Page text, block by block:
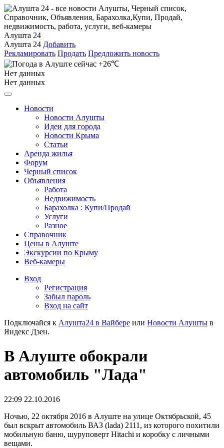
Алушта 24
Алушта 24 Добавить
Рекламировать Продать Предложить новость
+26℃
Нет данных
Нет данных
Новости
Новости Алушты
Идеи для города
Новости Крыма
Статьи
Аренда жилья
Форум
Черный список
Объявления
Работа
Недвижимость
Барахолка : Купи/Продай
Услуги
Разное
Справочник
Цены в Алуште
Экскурсии по Крыму
Веб-камеры
Вход
Регистрация
Забыл пароль
Вход на сайт
Подключайся к Алушта24 в Вайбере или Новости Алушты в
Яндекс Дзен.
В Алуште обокрали
автомобиль "Лада"
22:09 22.10.2016
Ночью, 22 октября 2016 в Алуште на улице Октябрьской, 45
был вскрыт автомобиль ВАЗ (lada) 2111, из которого похитили
мобильную баню, шуруповерт Hitachi и коробку с личными
вещами.